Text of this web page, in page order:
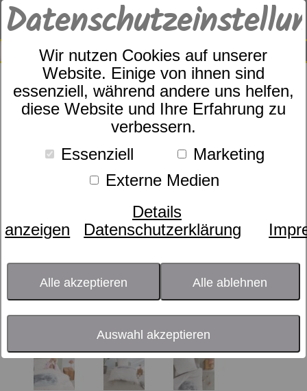
Wir nutzen Cookies auf unserer
Website. Einige von ihnen sind
essenziell, während andere uns helfen,
diese Website und Ihre Erfahrung zu
verbessern.
Essenziell
Marketing
Externe Medien
Details
anzeigen
Datenschutzerklärung
Alle akzeptieren Alle ablehnen
Auswahl akzeptieren
SUCHE
0
s.Oliver Satinbettwäsche